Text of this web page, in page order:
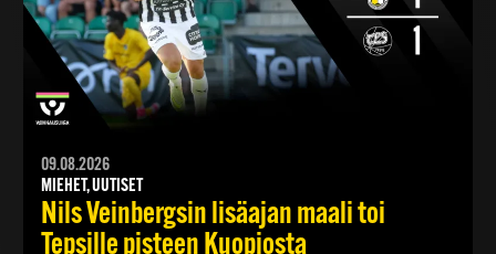
09.08.2026
MIEHET, UUTISET
Nils Veinbergsin lisäajan maali toi
Tepsille pisteen Kuopiosta